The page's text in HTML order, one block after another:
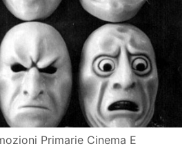
Primarie Cinema E